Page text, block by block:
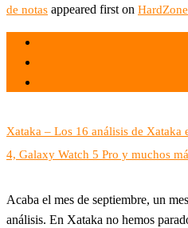
de notas appeared first on HardZone
Xataka – Los 16 análisis de Xataka
4, Galaxy Watch 5 Pro y muchos
Acaba el mes de septiembre, un
análisis. En Xataka no hemos